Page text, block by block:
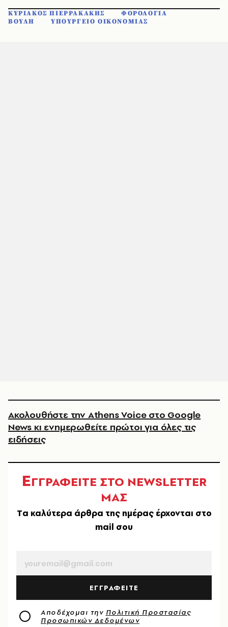
ΚΥΡΙΑΚΟΣ ΠΙΕΡΡΑΚΑΚΗΣ
ΦΟΡΟΛΟΓΙΑ
ΒΟΥΛΗ
ΥΠΟΥΡΓΕΙΟ ΟΙΚΟΝΟΜΙΑΣ
Ακολουθήστε την Athens Voice στο Google
News κι ενημερωθείτε πρώτοι για όλες τις
ειδήσεις
ΕΓΓΡΑΦΕΙΤΕ ΣΤΟ NEWSLETTER
ΜΑΣ
Tα καλύτερα άρθρα της ημέρας έρχονται στο
mail σου
ΕΓΓΡΑΦΕΙΤΕ
Αποδέχομαι την Πολιτική Προστασίας
Προσωπικών Δεδομένων